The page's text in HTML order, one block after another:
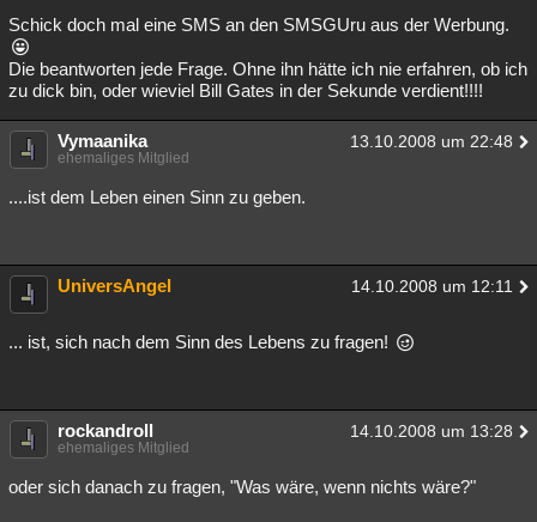
Schick doch mal eine SMS an den SMSGUru aus der Werbung.
Die beantworten jede Frage. Ohne ihn hätte ich nie erfahren, ob ich
zu dick bin, oder wieviel Bill Gates in der Sekunde verdient!!!!
Vymaanika 13.10.2008 um 22:48
ehemaliges Mitglied
....ist dem Leben einen Sinn zu geben.
UniversAngel 14.10.2008 um 12:11
... ist, sich nach dem Sinn des Lebens zu fragen!
rockandroll 14.10.2008 um 13:28
ehemaliges Mitglied
oder sich danach zu fragen, "Was wäre, wenn nichts wäre?"